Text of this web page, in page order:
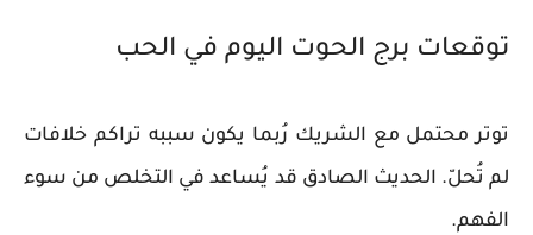
توقعات برج الحوت اليوم في الحب
توتر محتمل مع الشريك رُبما يكون سببه تراكم خلافات
لم تُحلّ. الحديث الصادق قد يُساعد في التخلص من سوء
الفهم.